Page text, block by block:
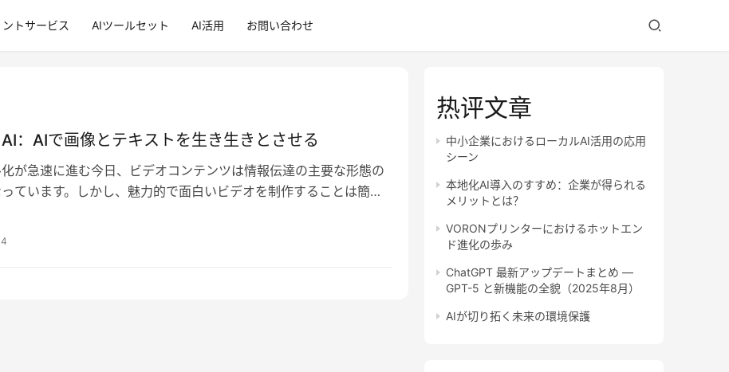
トサービス AIツールセット AI活用 お問い合わせ
：AIで画像とテキストを生き生きとさせる
が急速に進む今日、ビデオコンテンツは情報伝達の主要な形態の
ています。しかし、魅力的で面白いビデオを制作することは簡単
热评文章
中小企業におけるローカルAI活用の応用
シーン
本地化AI導入のすすめ：企業が得られる
メリットとは？
VORONプリンターにおけるホットエン
ド進化の歩み
ChatGPT 最新アップデートまとめ —
GPT-5 と新機能の全貌（2025年8月）
AIが切り拓く未来の環境保護